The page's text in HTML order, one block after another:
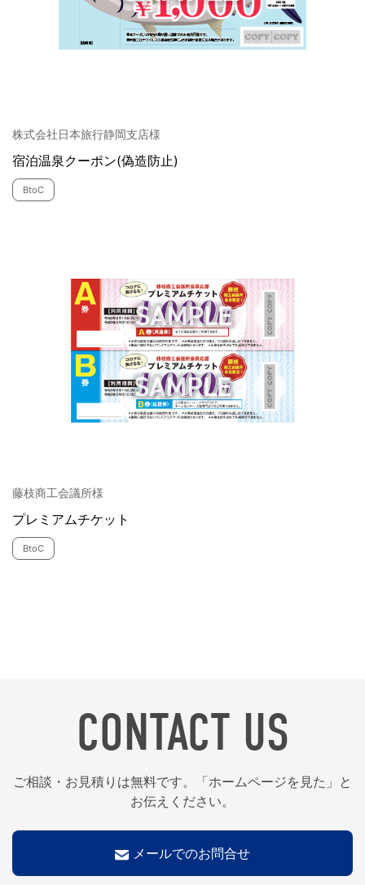
株式会社日本旅行静岡支店様
宿泊温泉クーポン(偽造防止)
BtoC
藤枝商工会議所様
プレミアムチケット
BtoC
CONTACT US
ご相談・お見積りは無料です。「ホームページを見た」と
お伝えください。
メールでのお問合せ